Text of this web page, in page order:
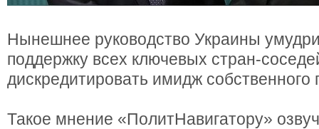
Нынешнее руководство Украины
поддержку всех ключевых стран-
дискредитировать имидж собственного
Такое мнение «ПолитНавигатору»